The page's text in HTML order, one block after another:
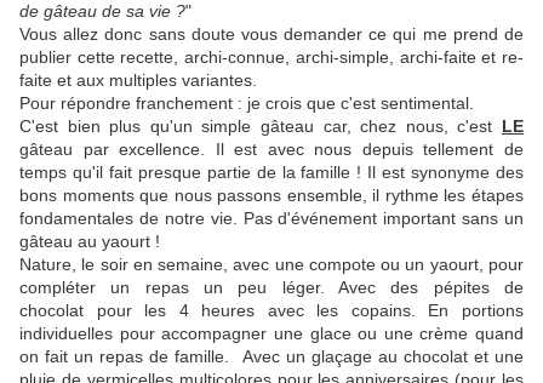
de gâteau de sa vie ?"
Vous allez donc sans doute vous demander ce qui me prend de
publier cette recette, archi-connue, archi-simple, archi-faite et re-
faite et aux multiples variantes.
Pour répondre franchement : je crois que c'est sentimental.
C'est bien plus qu'un simple gâteau car, chez nous, c'est LE
gâteau par excellence. Il est avec nous depuis tellement de
temps qu'il fait presque partie de la famille ! Il est synonyme des
bons moments que nous passons ensemble, il rythme les étapes
fondamentales de notre vie. Pas d'événement important sans un
gâteau au yaourt !
Nature, le soir en semaine, avec une compote ou un yaourt, pour
compléter un repas un peu léger. Avec des pépites de
chocolat pour les 4 heures avec les copains. En portions
individuelles pour accompagner une glace ou une crème quand
on fait un repas de famille. Avec un glaçage au chocolat et une